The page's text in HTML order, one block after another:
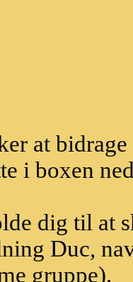
at
i boxen
dig til at
Duc,
gruppe).